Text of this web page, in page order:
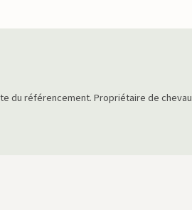
du référencement. Propriétaire de